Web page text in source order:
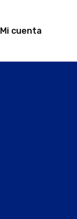
Mi cuenta